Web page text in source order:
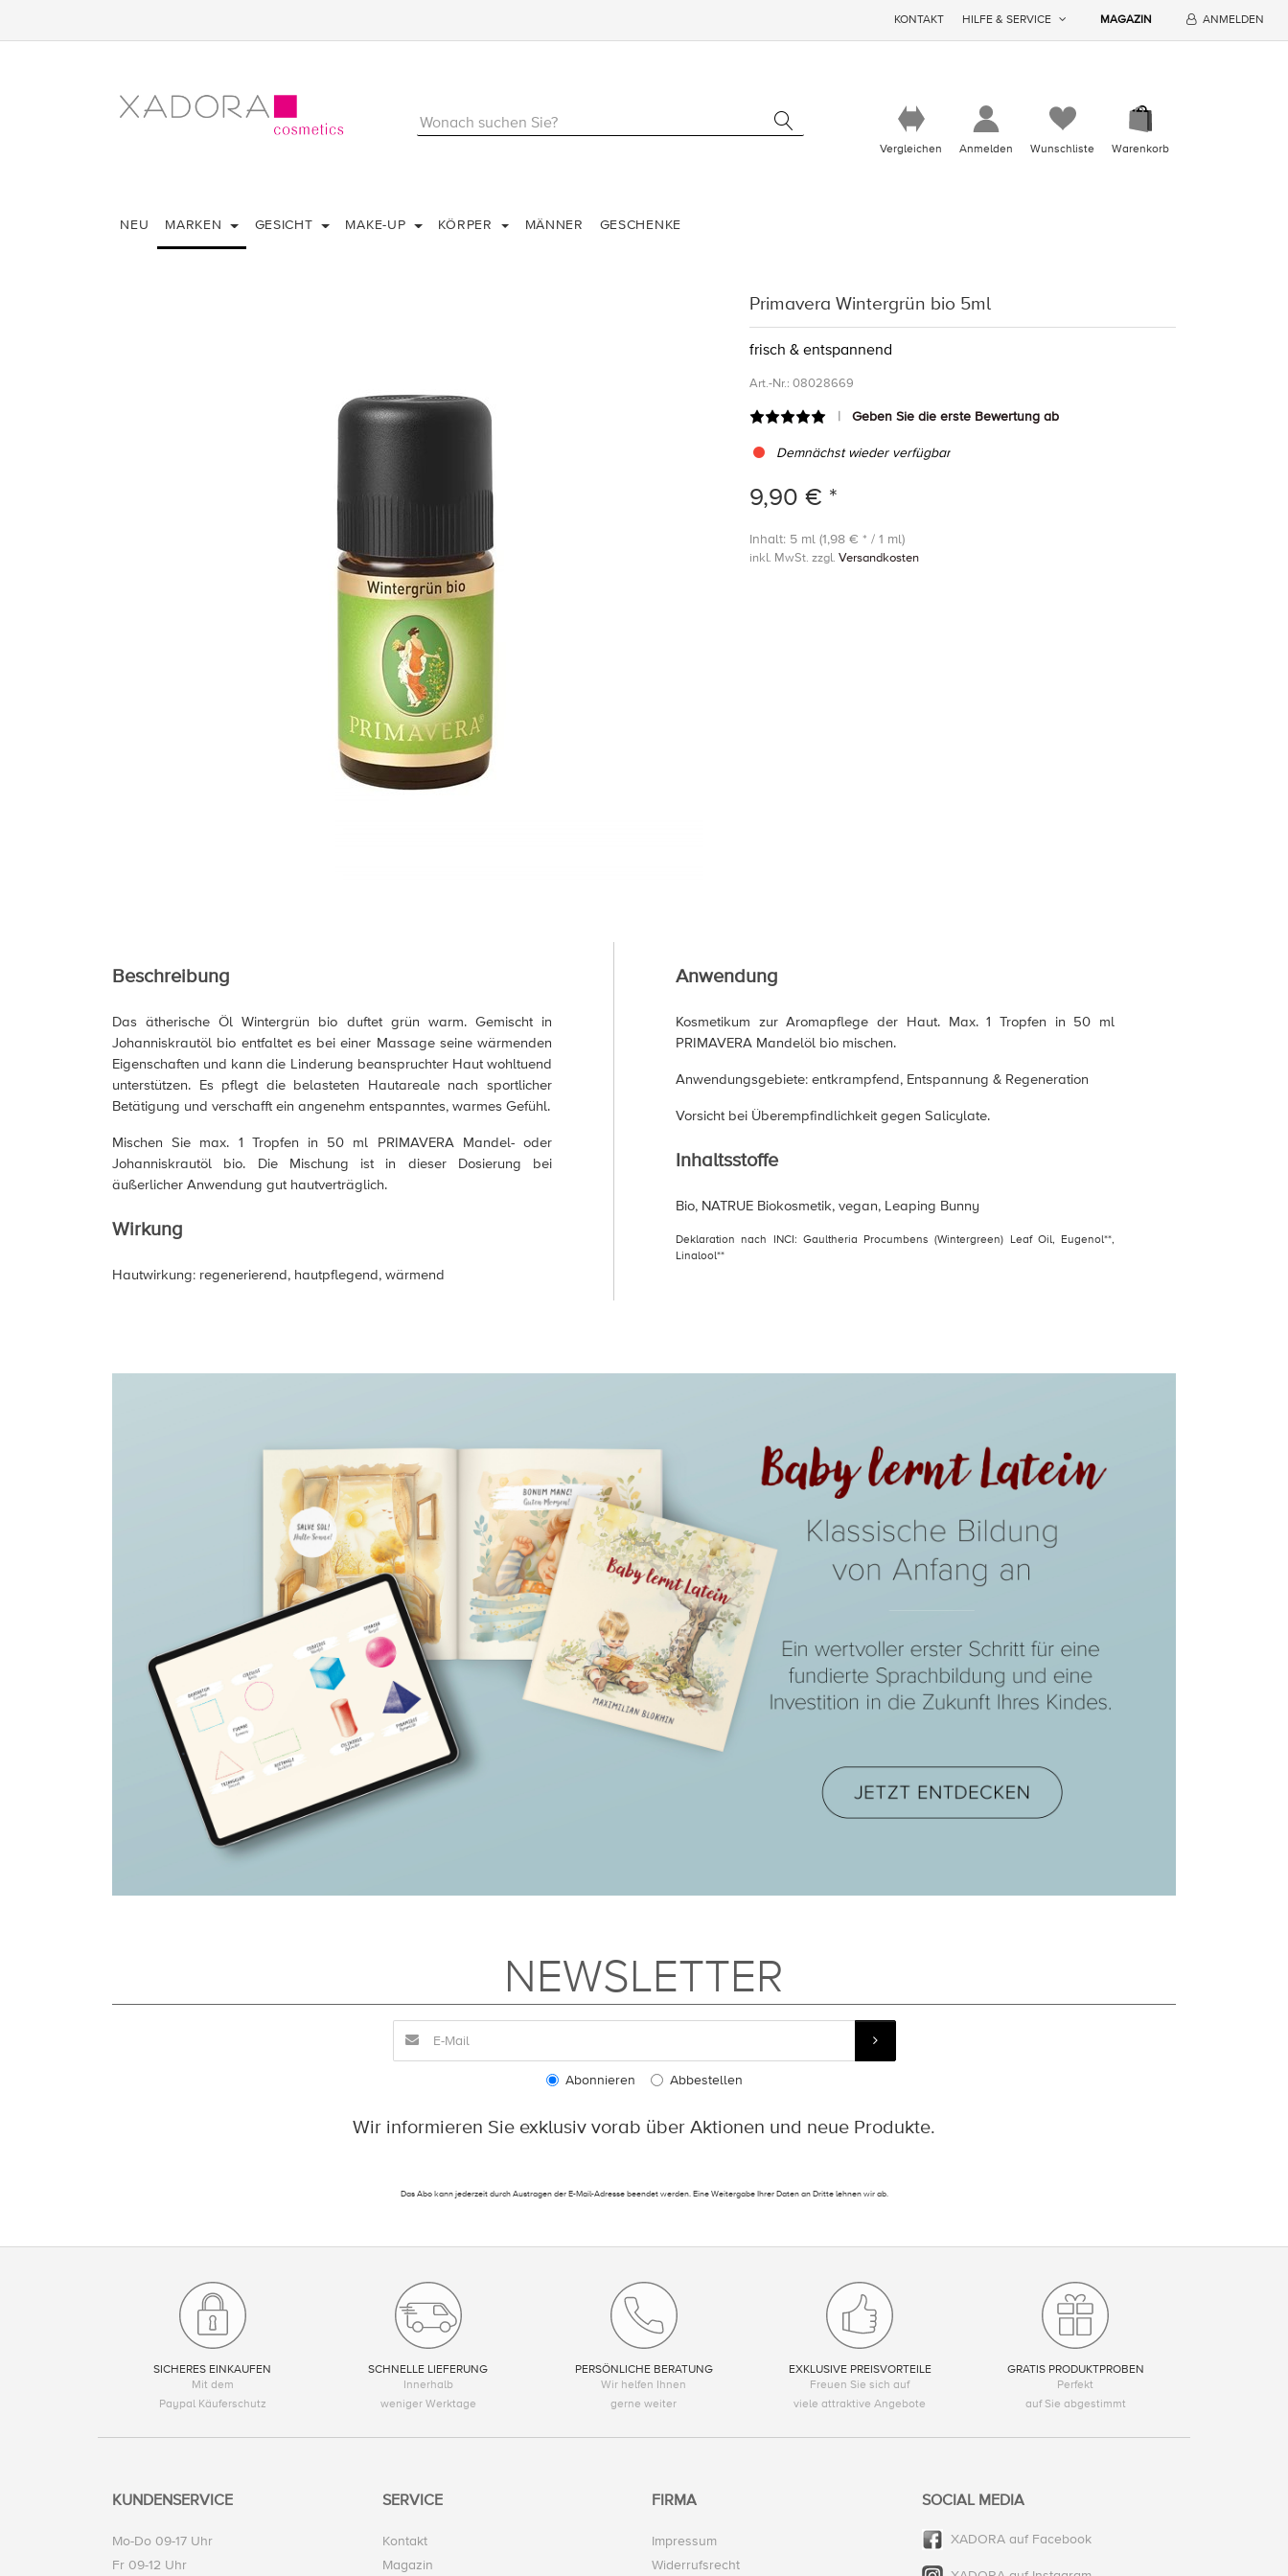
KONTAKT HILFE & SERVICE MAGAZIN ANMELDEN
Vergleichen Anmelden Wunschliste Warenkorb
NEU MARKEN GESICHT MAKE-UP KÖRPER MÄNNER GESCHENKE
Primavera Wintergrün bio 5ml
frisch & entspannend
Art.-Nr.: 08028669
Geben Sie die erste Bewertung ab
Demnächst wieder verfügbar
9,90 € *
Inhalt: 5 ml (1,98 € * / 1 ml)
inkl. MwSt. zzgl. Versandkosten
Beschreibung
Das ätherische Öl Wintergrün bio duftet grün warm. Gemischt in
Johanniskrautöl bio entfaltet es bei einer Massage seine wärmenden
Eigenschaften und kann die Linderung beanspruchter Haut wohltuend
unterstützen. Es pflegt die belasteten Hautareale nach sportlicher
Betätigung und verschafft ein angenehm entspanntes, warmes Gefühl.
Mischen Sie max. 1 Tropfen in 50 ml PRIMAVERA Mandel- oder
Johanniskrautöl bio. Die Mischung ist in dieser Dosierung bei
äußerlicher Anwendung gut hautverträglich.
Wirkung
Hautwirkung: regenerierend, hautpflegend, wärmend
Anwendung
Kosmetikum zur Aromapflege der Haut. Max. 1 Tropfen in 50 ml
PRIMAVERA Mandelöl bio mischen.
Anwendungsgebiete: entkrampfend, Entspannung & Regeneration
Vorsicht bei Überempfindlichkeit gegen Salicylate.
Inhaltsstoffe
Bio, NATRUE Biokosmetik, vegan, Leaping Bunny
Deklaration nach INCI: Gaultheria Procumbens (Wintergreen) Leaf Oil, Eugenol**,
Linalool**
NEWSLETTER
Abonnieren Abbestellen
Wir informieren Sie exklusiv vorab über Aktionen und neue Produkte.
Das Abo kann jederzeit durch Austragen der E-Mail-Adresse beendet werden. Eine Weitergabe Ihrer Daten an Dritte lehnen wir ab.
SICHERES EINKAUFEN
Mit dem
Paypal Käuferschutz
SCHNELLE LIEFERUNG
Innerhalb
weniger Werktage
PERSÖNLICHE BERATUNG
Wir helfen Ihnen
gerne weiter
EXKLUSIVE PREISVORTEILE
Freuen Sie sich auf
viele attraktive Angebote
GRATIS PRODUKTPROBEN
Perfekt
auf Sie abgestimmt
KUNDENSERVICE
Mo-Do 09-17 Uhr
Fr 09-12 Uhr
SERVICE
Kontakt
Magazin
FIRMA
Impressum
Widerrufsrecht
SOCIAL MEDIA
XADORA auf Facebook